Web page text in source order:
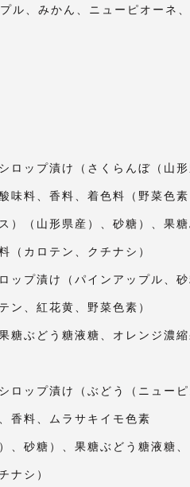
ル、みかん、ニューピオーネ、
ロップ漬け（さくらんぼ（山
料、香料、着色料（野菜色素
）（山形県産）、砂糖）、果
（カロテン、クチナシ）
ップ漬け（パインアップル、
ン、紅花黄、野菜色素）
糖ぶどう糖液糖、オレンジ濃
ロップ漬け（ぶどう（ニュー
香料、ムラサキイモ色素
、砂糖）、果糖ぶどう糖液糖
ナシ）